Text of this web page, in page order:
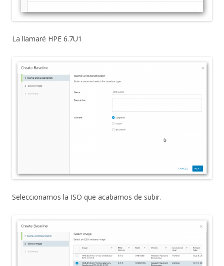
La llamaré HPE 6.7U1
Seleccionamos la ISO que acabamos de subir.